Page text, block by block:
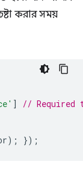
করার সময়
]
// Required
); });